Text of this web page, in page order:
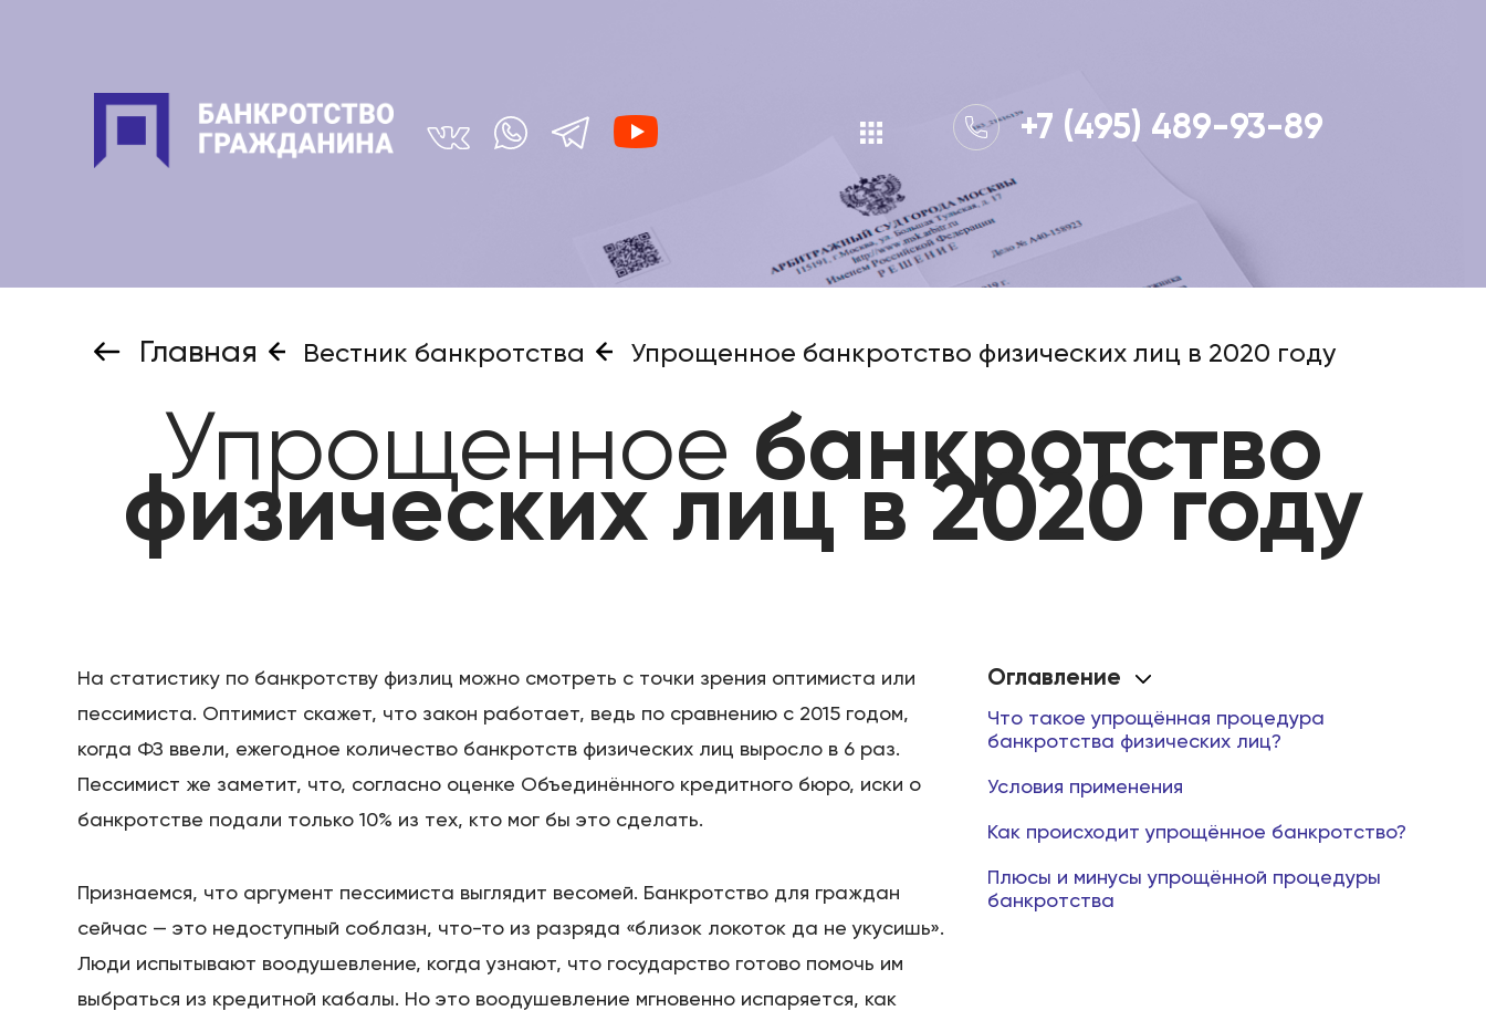
+7 (495) 489-93-89
Главная Вестник банкротства Упрощенное банкротство физических лиц в 2020 году
Упрощенное банкротство
физических лиц в 2020 году
Оглавление
Что такое упрощённая процедура
банкротства физических лиц?
Условия применения
Как происходит упрощённое банкротство?
Плюсы и минусы упрощённой процедуры
банкротства
На статистику по банкротству физлиц можно смотреть с точки зрения оптимиста или
пессимиста. Оптимист скажет, что закон работает, ведь по сравнению с 2015 годом,
когда ФЗ ввели, ежегодное количество банкротств физических лиц выросло в 6 раз.
Пессимист же заметит, что, согласно оценке Объединённого кредитного бюро, иски о
банкротстве подали только 10% из тех, кто мог бы это сделать.
Признаемся, что аргумент пессимиста выглядит весомей. Банкротство для граждан
сейчас — это недоступный соблазн, что-то из разряда «близок локоток да не укусишь».
Люди испытывают воодушевление, когда узнают, что государство готово помочь им
выбраться из кредитной кабалы. Но это воодушевление мгновенно испаряется, как